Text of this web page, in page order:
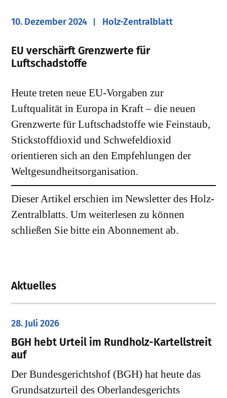
10. Dezember 2024 Holz-Zentralblatt
EU verschärft Grenzwerte für
Luftschadstoffe
Heute treten neue EU-Vorgaben zur
Luftqualität in Europa in Kraft – die neuen
Grenzwerte für Luftschadstoffe wie Feinstaub,
Stickstoffdioxid und Schwefeldioxid
orientieren sich an den Empfehlungen der
Weltgesundheitsorganisation.
Dieser Artikel erschien im Newsletter des Holz-
Zentralblatts. Um weiterlesen zu können
schließen Sie bitte ein Abonnement ab.
Aktuelles
28. Juli 2026
​BGH hebt Urteil im Rundholz-Kartellstreit
auf
Der Bundesgerichtshof (BGH) hat heute das
Grundsatzurteil des Oberlandesgerichts